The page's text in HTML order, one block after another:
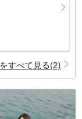
すべて見る(2)